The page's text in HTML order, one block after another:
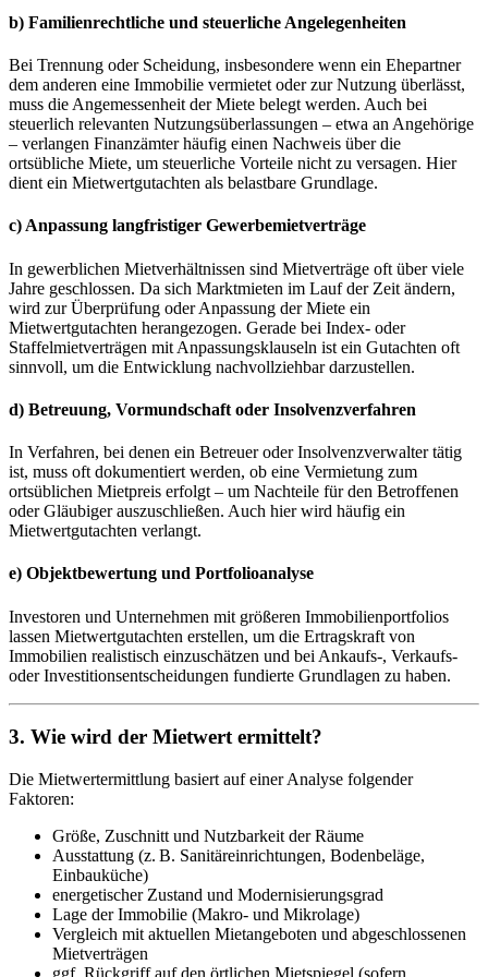
b) Familienrechtliche und steuerliche Angelegenheiten
Bei Trennung oder Scheidung, insbesondere wenn ein Ehepartner
dem anderen eine Immobilie vermietet oder zur Nutzung überlässt,
muss die Angemessenheit der Miete belegt werden. Auch bei
steuerlich relevanten Nutzungsüberlassungen – etwa an Angehörige
– verlangen Finanzämter häufig einen Nachweis über die
ortsübliche Miete, um steuerliche Vorteile nicht zu versagen. Hier
dient ein Mietwertgutachten als belastbare Grundlage.
c) Anpassung langfristiger Gewerbemietverträge
In gewerblichen Mietverhältnissen sind Mietverträge oft über viele
Jahre geschlossen. Da sich Marktmieten im Lauf der Zeit ändern,
wird zur Überprüfung oder Anpassung der Miete ein
Mietwertgutachten herangezogen. Gerade bei Index- oder
Staffelmietverträgen mit Anpassungsklauseln ist ein Gutachten oft
sinnvoll, um die Entwicklung nachvollziehbar darzustellen.
d) Betreuung, Vormundschaft oder Insolvenzverfahren
In Verfahren, bei denen ein Betreuer oder Insolvenzverwalter tätig
ist, muss oft dokumentiert werden, ob eine Vermietung zum
ortsüblichen Mietpreis erfolgt – um Nachteile für den Betroffenen
oder Gläubiger auszuschließen. Auch hier wird häufig ein
Mietwertgutachten verlangt.
e) Objektbewertung und Portfolioanalyse
Investoren und Unternehmen mit größeren Immobilienportfolios
lassen Mietwertgutachten erstellen, um die Ertragskraft von
Immobilien realistisch einzuschätzen und bei Ankaufs-, Verkaufs-
oder Investitionsentscheidungen fundierte Grundlagen zu haben.
3. Wie wird der Mietwert ermittelt?
Die Mietwertermittlung basiert auf einer Analyse folgender
Faktoren:
Größe, Zuschnitt und Nutzbarkeit der Räume
Ausstattung (z. B. Sanitäreinrichtungen, Bodenbeläge,
Einbauküche)
energetischer Zustand und Modernisierungsgrad
Lage der Immobilie (Makro- und Mikrolage)
Vergleich mit aktuellen Mietangeboten und abgeschlossenen
Mietverträgen
ggf. Rückgriff auf den örtlichen Mietspiegel (sofern